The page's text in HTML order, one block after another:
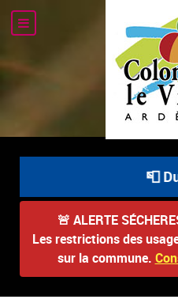
📮
🚨 ALERTE
Les restrictions des
sur la commune.